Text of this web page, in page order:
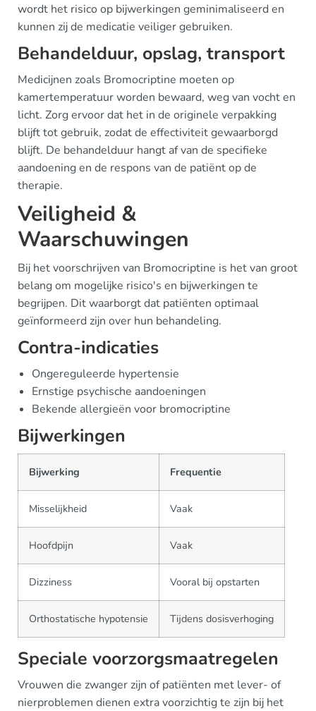
wordt het risico op bijwerkingen geminimaliseerd en
kunnen zij de medicatie veiliger gebruiken.
Behandelduur, opslag, transport
Medicijnen zoals Bromocriptine moeten op
kamertemperatuur worden bewaard, weg van vocht en
licht. Zorg ervoor dat het in de originele verpakking
blijft tot gebruik, zodat de effectiviteit gewaarborgd
blijft. De behandelduur hangt af van de specifieke
aandoening en de respons van de patiënt op de
therapie.
Veiligheid &
Waarschuwingen
Bij het voorschrijven van Bromocriptine is het van groot
belang om mogelijke risico's en bijwerkingen te
begrijpen. Dit waarborgt dat patiënten optimaal
geïnformeerd zijn over hun behandeling.
Contra-indicaties
Ongereguleerde hypertensie
Ernstige psychische aandoeningen
Bekende allergieën voor bromocriptine
Bijwerkingen
Bijwerking Frequentie
Misselijkheid Vaak
Hoofdpijn Vaak
Dizziness Vooral bij opstarten
Orthostatische hypotensie Tijdens dosisverhoging
Speciale voorzorgsmaatregelen
Vrouwen die zwanger zijn of patiënten met lever- of
nierproblemen dienen extra voorzichtig te zijn bij het